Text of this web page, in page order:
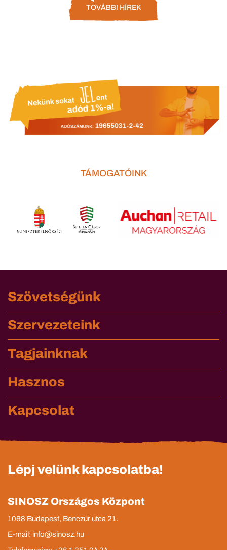
TOVÁBBI HÍREK
TÁMOGATÓINK
Szövetségünk
Szervezeteink
Tagjainknak
Hasznos
Kapcsolat
Lépj velünk kapcsolatba!
SINOSZ Országos Központ
1068 Budapest, Benczúr utca 21.
E-mail: info@sinosz.hu